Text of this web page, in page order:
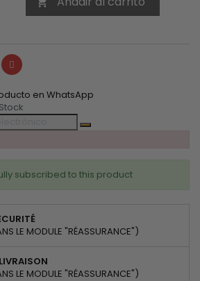
Pinterest
en WhatsApp
subscribed to this product
LE MODULE "RÉASSURANCE")
LE MODULE "RÉASSURANCE")